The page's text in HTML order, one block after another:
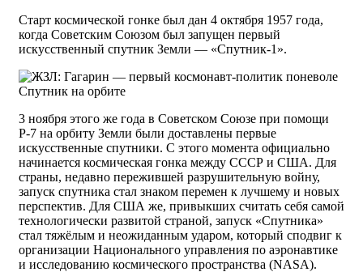
Старт космической гонке был дан 4 октября 1957 года,
когда Советским Союзом был запущен первый
искусственный спутник Земли — «Спутник-1».
Спутник на орбите
3 ноября этого же года в Советском Союзе при помощи
Р-7 на орбиту Земли были доставлены первые
искусственные спутники. С этого момента официально
начинается космическая гонка между СССР и США. Для
страны, недавно пережившей разрушительную войну,
запуск спутника стал знаком перемен к лучшему и новых
перспектив. Для США же, привыкших считать себя самой
технологически развитой страной, запуск «Спутника»
стал тяжёлым и неожиданным ударом, который сподвиг к
организации Национального управления по аэронавтике
и исследованию космического пространства (NASA).